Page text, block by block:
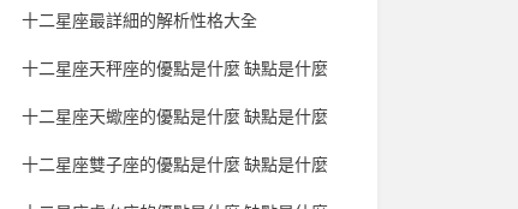
十二星座最詳細的解析性格大全
十二星座天秤座的優點是什麼 缺點是什麼
十二星座天蠍座的優點是什麼 缺點是什麼
十二星座雙子座的優點是什麼 缺點是什麼